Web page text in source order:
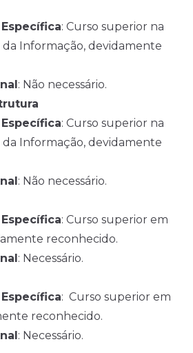
: Curso superior na
Informação, devidamente
: Não necessário.
: Curso superior na
Informação, devidamente
: Não necessário.
: Curso superior em
reconhecido.
: Necessário.
: Curso superior em
reconhecido.
: Necessário.